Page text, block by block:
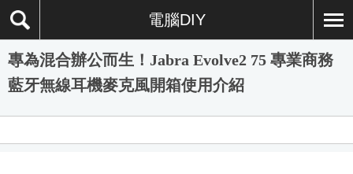
電腦DIY
專為混合辦公而生！Jabra Evolve2 75 專業商務
藍牙無線耳機麥克風開箱使用介紹